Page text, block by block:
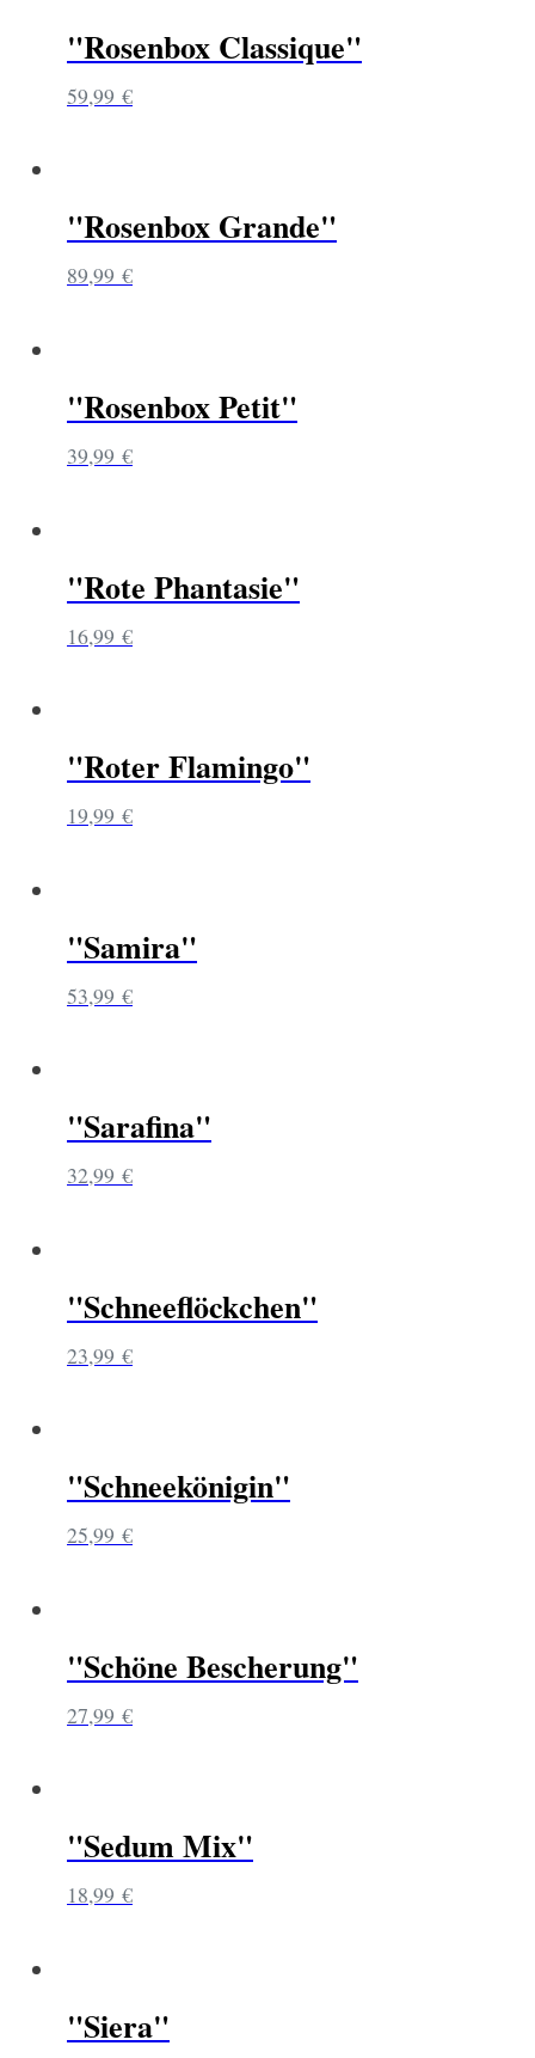
"Rosenbox Classique"
59,99 €
"Rosenbox Grande"
89,99 €
"Rosenbox Petit"
39,99 €
"Rote Phantasie"
16,99 €
"Roter Flamingo"
19,99 €
"Samira"
53,99 €
"Sarafina"
32,99 €
"Schneeflöckchen"
23,99 €
"Schneekönigin"
25,99 €
"Schöne Bescherung"
27,99 €
"Sedum Mix"
18,99 €
"Siera"